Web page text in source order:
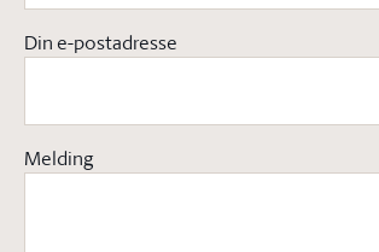
Din e-postadresse
Melding